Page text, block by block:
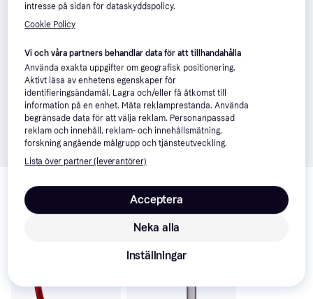
Vi har plockat fram ett urval av produkter som kanske skulle
intressera dig. Visa alla
intresse på sidan för dataskyddspolicy.
Cookie Policy
Vi och våra partners behandlar data för att tillhandahålla
Använda exakta uppgifter om geografisk positionering.
Aktivt läsa av enhetens egenskaper för
identifieringsändamål. Lagra och/eller få åtkomst till
information på en enhet. Mäta reklamprestanda. Använda
begränsade data för att välja reklam. Personanpassad
reklam och innehåll, reklam- och innehållsmätning,
forskning angående målgrupp och tjänsteutveckling.
Lista över partner (leverantörer)
Neka alla
Acceptera
Inställningar